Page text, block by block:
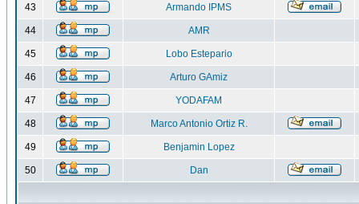
43 Armando IPMS
44 AMR
45 Lobo Estepario
46 Arturo GAmiz
47 YODAFAM
48 Marco Antonio Ortiz R.
49 Benjamin Lopez
50 Dan